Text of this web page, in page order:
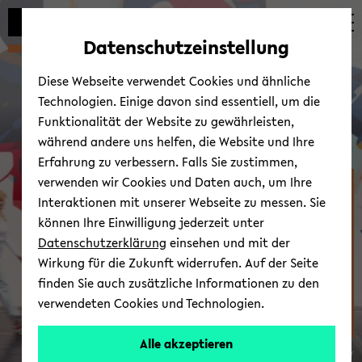
Automatische
vermeiden
zum
wechseln
zum
wechseln
zum
wechseln
Zen­trum für Prä­ven­ti­on
und In­ter­ven­ti­on im
Kindes-​ und Ju­gend­al­ter
(ZPI)
© Uni­ver­si­tät Bie­le­feld/ Pa­trick Poll­mei­er
Datenschutzeinstellung
Diese Webseite verwendet Cookies und ähnliche
Technologien. Einige davon sind essentiell, um die
Funktionalität der Website zu gewährleisten,
während andere uns helfen, die Website und Ihre
Erfahrung zu verbessern. Falls Sie zustimmen,
verwenden wir Cookies und Daten auch, um Ihre
Interaktionen mit unserer Webseite zu messen. Sie
können Ihre Einwilligung jederzeit unter
Datenschutzerklärung einsehen und mit der
Wirkung für die Zukunft widerrufen. Auf der Seite
finden Sie auch zusätzliche Informationen zu den
verwendeten Cookies und Technologien.
Alle akzeptieren